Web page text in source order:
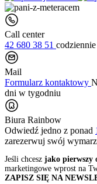
Call center
42 680 38 51 codziennie
Mail
Formularz kontaktowy
dni w tygodniu
Biura Rainbow
Odwiedź jedno z ponad
zarezerwuj swój
Jeśli chcesz jako pierwszy
marketingowe wprost na
ZAPISZ SIĘ NA